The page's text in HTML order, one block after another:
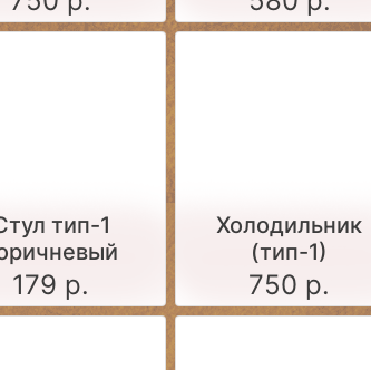
тип-1
179 р.
Холодильник
(тип-1)
750 р.